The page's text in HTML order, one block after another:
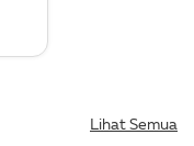
Lihat Semua